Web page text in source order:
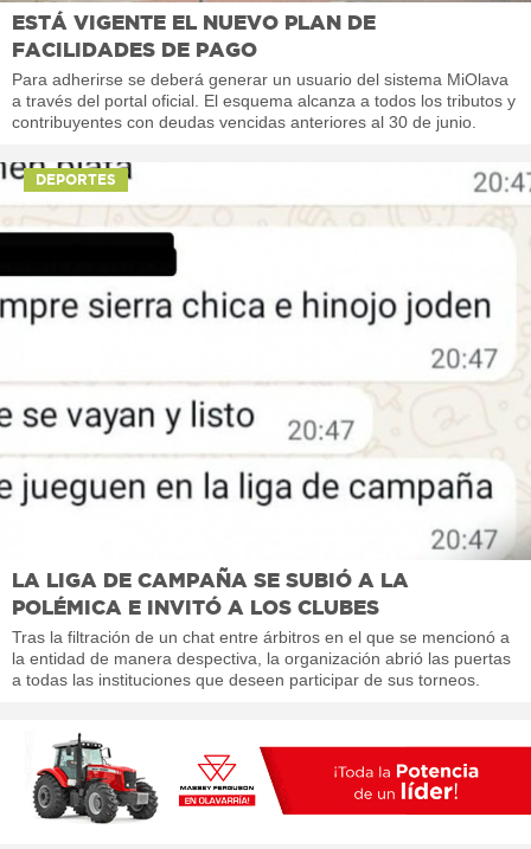
ESTÁ VIGENTE EL NUEVO PLAN DE
FACILIDADES DE PAGO
Para adherirse se deberá generar un usuario del sistema MiOlava
a través del portal oficial. El esquema alcanza a todos los tributos y
contribuyentes con deudas vencidas anteriores al 30 de junio.
DEPORTES
LA LIGA DE CAMPAÑA SE SUBIÓ A LA
POLÉMICA E INVITÓ A LOS CLUBES
Tras la filtración de un chat entre árbitros en el que se mencionó a
la entidad de manera despectiva, la organización abrió las puertas
a todas las instituciones que deseen participar de sus torneos.